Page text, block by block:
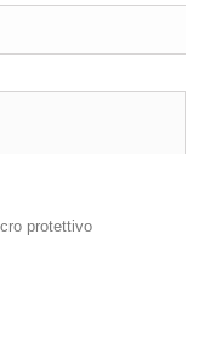
protettivo